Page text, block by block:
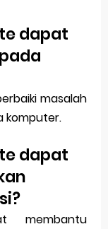
dapat
masalah
komputer.
dapat
membantu